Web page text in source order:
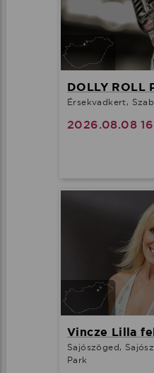
DOLLY ROLL
Érsekvadkert,
2026.08.08
Vincze Lilla
Sajószöged,
Park